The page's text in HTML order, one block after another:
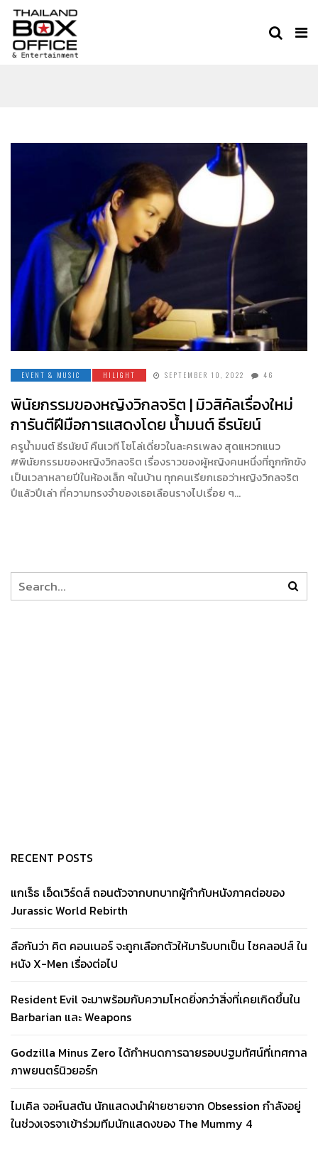
EVENT & MUSIC HILIGHT SEPTEMBER 10, 2022 46
พินัยกรรมของหญิงวิกลจริต | มิวสิคัลเรื่องใหม่
การันตีฝีมือการแสดงโดย น้ำมนต์ ธีรนัยน์
ครูน้ำมนต์ ธีรนัยน์ คืนเวที โซโล่เดี่ยวในละครเพลง สุดแหวกแนว
#พินัยกรรมของหญิงวิกลจริต เรื่องราวของผู้หญิงคนหนึ่งที่ถูกกักขัง
เป็นเวลาหลายปีในห้องเล็ก ๆในบ้าน ทุกคนเรียกเธอว่าหญิงวิกลจริต
ปีแล้วปีเล่า ที่ความทรงจำของเธอเลือนรางไปเรื่อย ๆ…
RECENT POSTS
แกเร็ธ เอ็ดเวิร์ดส์ ถอนตัวจากบทบาทผู้กำกับหนังภาคต่อของ
Jurassic World Rebirth
ลือกันว่า คิต คอนเนอร์ จะถูกเลือกตัวให้มารับบทเป็น ไซคลอปส์ ใน
หนัง X-Men เรื่องต่อไป
Resident Evil จะมาพร้อมกับความโหดยิ่งกว่าสิ่งที่เคยเกิดขึ้นใน
Barbarian และ Weapons
Godzilla Minus Zero ได้กำหนดการฉายรอบปฐมทัศน์ที่เทศกาล
ภาพยนตร์นิวยอร์ก
ไมเคิล จอห์นสตัน นักแสดงนำฝ่ายชายจาก Obsession กำลังอยู่
ในช่วงเจรจาเข้าร่วมทีมนักแสดงของ The Mummy 4